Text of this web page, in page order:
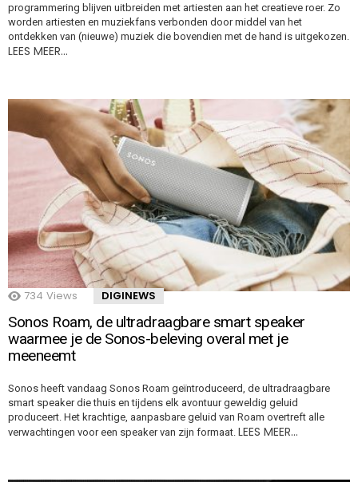
programmering blijven uitbreiden met artiesten aan het creatieve roer. Zo
worden artiesten en muziekfans verbonden door middel van het
ontdekken van (nieuwe) muziek die bovendien met de hand is uitgekozen.
LEES MEER…
734 Views DIGINEWS
Sonos Roam, de ultradraagbare smart speaker
waarmee je de Sonos-beleving overal met je
meeneemt
Sonos heeft vandaag Sonos Roam geïntroduceerd, de ultradraagbare
smart speaker die thuis en tijdens elk avontuur geweldig geluid
produceert. Het krachtige, aanpasbare geluid van Roam overtreft alle
verwachtingen voor een speaker van zijn formaat. LEES MEER…